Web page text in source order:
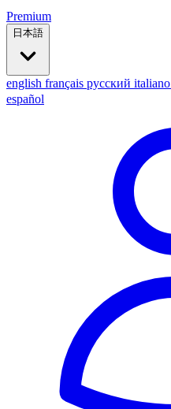
Premium
日本語
english français русский italiano
español